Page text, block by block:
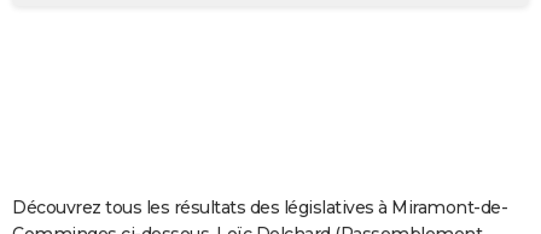
Carte de Noël
Carte Bonne année
Carte Saint-Valentin
Carte Pâques
Carte d'anniversaire
DICTIONNAIRE
Découvrez tous les résultats des législatives à Miramont-de-